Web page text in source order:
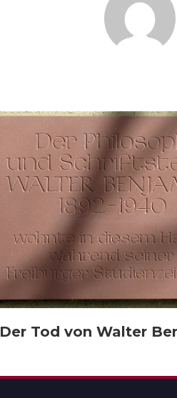
Der Tod von Walter